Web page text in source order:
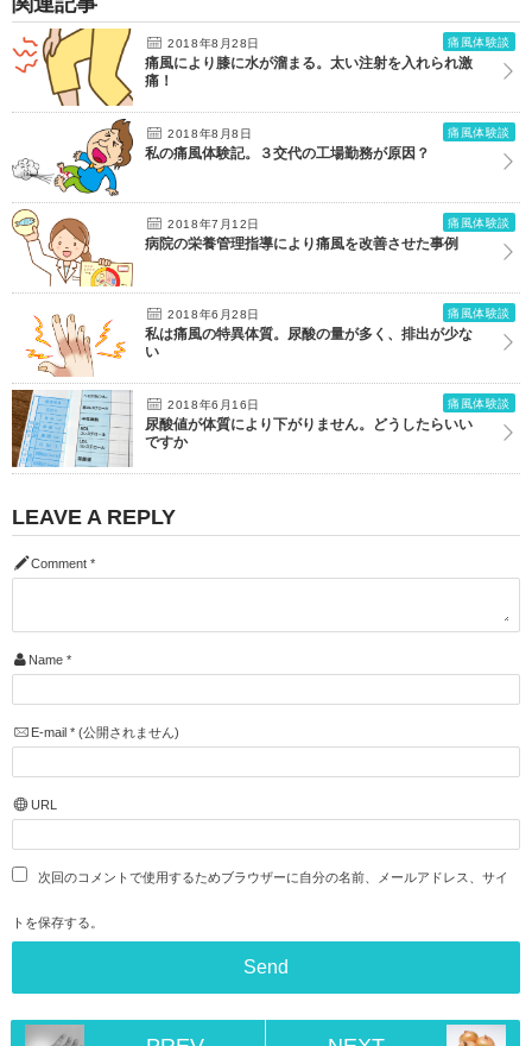
2018年8月28日 痛風体験談
痛風により膝に水が溜まる。太い注射を入れられ激
痛！
2018年8月8日 痛風体験談
私の痛風体験記。３交代の工場勤務が原因？
2018年7月12日 痛風体験談
病院の栄養管理指導により痛風を改善させた事例
2018年6月28日 痛風体験談
私は痛風の特異体質。尿酸の量が多く、排出が少な
い
2018年6月16日 痛風体験談
尿酸値が体質により下がりません。どうしたらいい
ですか
LEAVE A REPLY
Comment *
Name *
E-mail *(公開されません)
URL
次回のコメントで使用するためブラウザーに自分の名前、メールアドレス、サイ
トを保存する。